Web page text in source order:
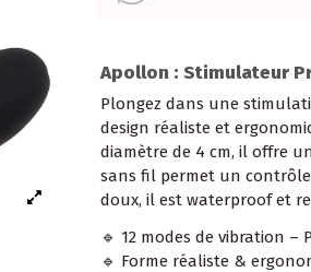
Apollon : Stimulateur
Plongez dans une
design réaliste et
diamètre de 4 cm, il offre
sans fil permet un
doux, il est waterproof et
🔹 12 modes de vibration –
🔹 Forme réaliste &